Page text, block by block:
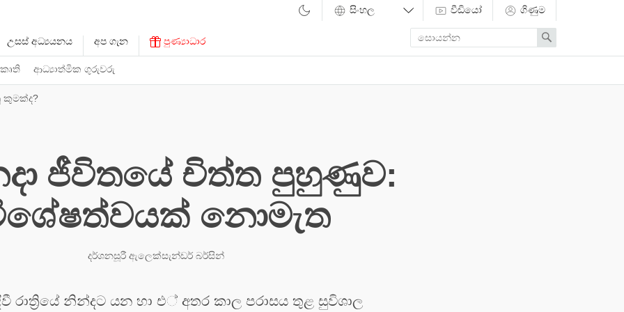
ආධ්‍යාත්මික ගුරුවරු
උසස් අධ්‍යයනය අප ගැන පුණ්‍යාධාර
වීඩියෝ ගිණුම
Enter
search
term
Search
ජීවිතයේ චිත්ත පුහුණුව:
නොමැත
දර්ශනසූරී ඇලෙක්සැන්ඩර් බර්සින්
රාත්‍රියේ නින්දට යන හා එ් අතර කාල පරාසය තුළ සුවිශාල